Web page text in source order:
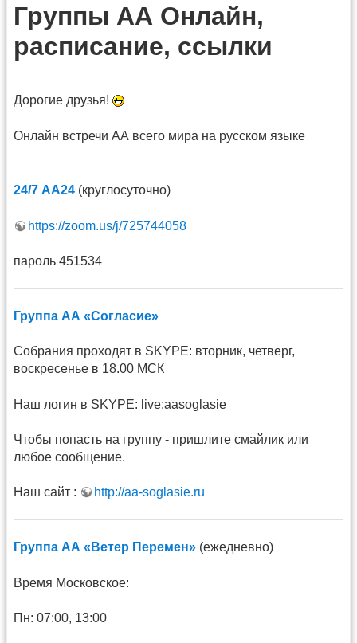
Группы АА Онлайн,
расписание, ссылки
Дорогие друзья!
Онлайн встречи АА всего мира на русском языке
24/7 АА24 (круглосуточно)
https://zoom.us/j/725744058
пароль 451534
Группа АА «Согласие»
Собрания проходят в SKYPE: вторник, четверг,
воскресенье в 18.00 МСК
Наш логин в SKYPE: live:aasoglasie
Чтобы попасть на группу - пришлите смайлик или
любое сообщение.
Наш сайт : http://aa-soglasie.ru
Группа АА «Ветер Перемен» (ежедневно)
Время Московское:
Пн: 07:00, 13:00